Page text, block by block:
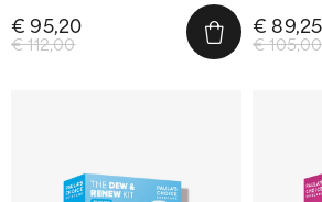
€ 112,00
€ 95,20
€ 105,00
€ 89,25